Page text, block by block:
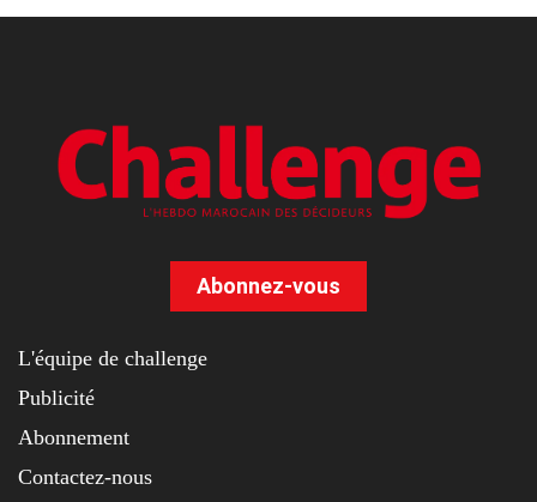
Abonnez-vous
L'équipe de challenge
Publicité
Abonnement
Contactez-nous